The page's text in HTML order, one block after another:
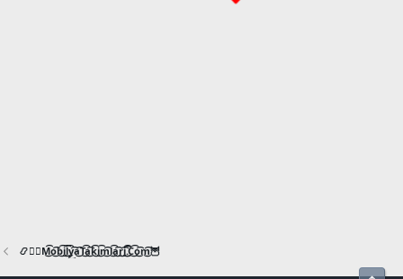
📿🧙‍♂️M͜͡o͜͡b͜͡i͜͡l͜͡y͜͡a͜͡T͜͡a͜͡k͜͡i͜͡m͜͡l͜͡a͜͡r͜͡i͜͡.͜͡C͜͡o͜͡m͜͡🦉